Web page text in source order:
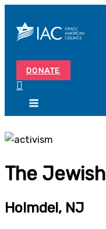
Skip
content
DONATE
The
Holmdel, NJ
Search...